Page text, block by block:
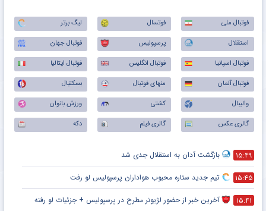
فوتبال ملی فوتسال
لیگ برتر
استقلال
پرسپولیس
فوتبال جهان
فوتبال اسپانیا
فوتبال انگلیس
فوتبال ایتالیا
فوتبال آلمان
منهای فوتبال
بسکتبال
والیبال
کشتی
ورزش بانوان
گالری عکس
گالری فیلم دکه
۱۵:۴۹ بازگشت آدان به استقلال جدی شد
۱۵:۴۵ تیم جدید ستاره محبوب هواداران پرسپولیس لو رفت
۱۵:۴۱ آخرین خبر از حضور لژیونر مطرح در پرسپولیس + جزئیات لو رفته